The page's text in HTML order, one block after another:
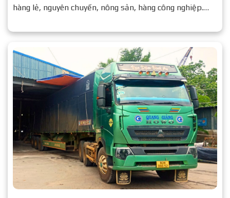
hàng lẻ, nguyên chuyến, nông sản, hàng công nghiệp.